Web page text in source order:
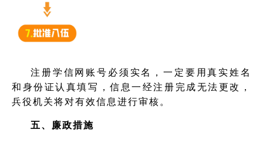
注册学信网账号必须实名，一定要用真实姓名
和身份证认真填写，信息一经注册完成无法更改，
兵役机关将对有效信息进行审核。
五、廉政措施